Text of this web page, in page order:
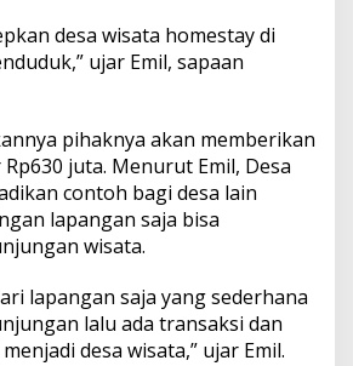
desa wisata homestay di
ujar Emil, sapaan
pihaknya akan memberikan
juta. Menurut Emil, Desa
contoh bagi desa lain
lapangan saja bisa
wisata.
lapangan saja yang sederhana
lalu ada transaksi dan
desa wisata,” ujar Emil.